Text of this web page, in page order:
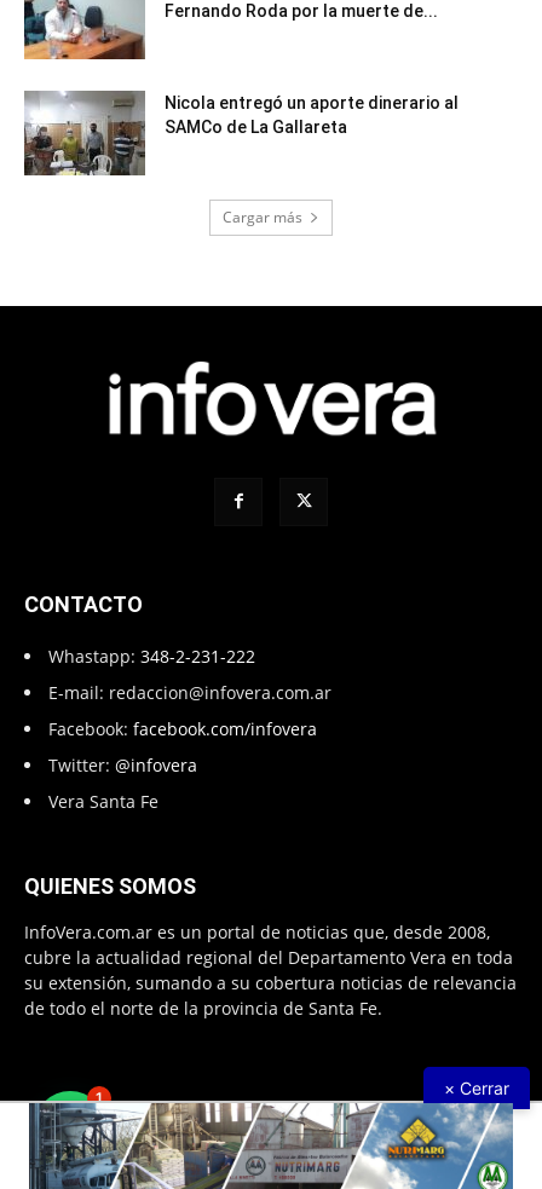
Fernando Roda por la muerte de...
Nicola entregó un aporte dinerario al
SAMCo de La Gallareta
Cargar más
CONTACTO
Whastapp: 348-2-231-222
E-mail: redaccion@infovera.com.ar
Facebook: facebook.com/infovera
Twitter: @infovera
Vera Santa Fe
QUIENES SOMOS
InfoVera.com.ar es un portal de noticias que, desde 2008,
cubre la actualidad regional del Departamento Vera en toda
su extensión, sumando a su cobertura noticias de relevancia
de todo el norte de la provincia de Santa Fe.
Todos Los Derechos Reservados © 2008 – 2026. Infovera.com.ar -
Powered byPG Multimedias
× Cerrar
1